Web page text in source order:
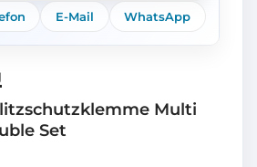
E-Mail WhatsApp
Multi
Set